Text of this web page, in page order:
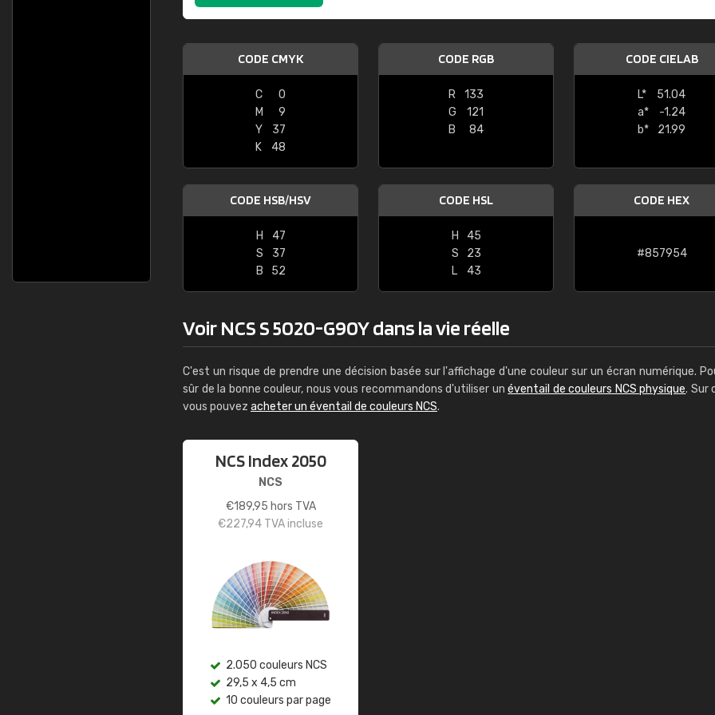
CODE CMYK
C
0
M
9
Y
37
K
48
CODE RGB
R
133
G
121
B
84
CODE CIELAB
L*
51.04
a*
-1.24
b*
21.99
CODE HSB/HSV
H
47
S
37
B
52
CODE HSL
H
45
S
23
L
43
CODE HEX
#857954
Voir NCS S 5020-G90Y dans la vie réelle
C'est un risque de prendre une décision basée sur l'affichage d'une couleur sur un écran numérique.
sûr de la bonne couleur, nous vous recommandons d'utiliser unéventail de couleurs NCS physique. Sur
vous pouvez acheter un éventail de couleurs NCS.
NCS Index 2050
NCS
€189,95 hors TVA
€227,94 TVA incluse
2.050 couleurs NCS
29,5 x 4,5 cm
10 couleurs par page
"Le site ne permet pas de voir
sont les produits disponibles. Il y a
palettes de couleurs: Classic,
comprend pas qui est quoi. La
bien passé et le produit reçu me